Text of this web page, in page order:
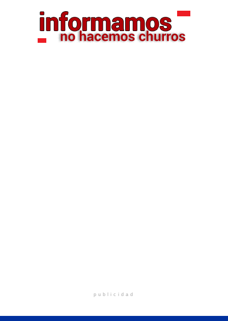
publicidad